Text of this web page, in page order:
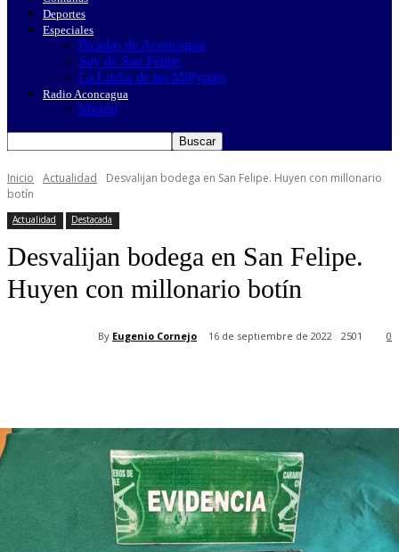
Deportes
Especiales
Picadas de Aconcagua
Soy de San Felipe
La Lucha de las MiPymes
Radio Aconcagua
Misión
Inicio Actualidad
Desvalijan bodega en San Felipe. Huyen con millonario
botín
Actualidad Destacada
Desvalijan bodega en San Felipe.
Huyen con millonario botín
By Eugenio Cornejo 16 de septiembre de 2022 0
2501